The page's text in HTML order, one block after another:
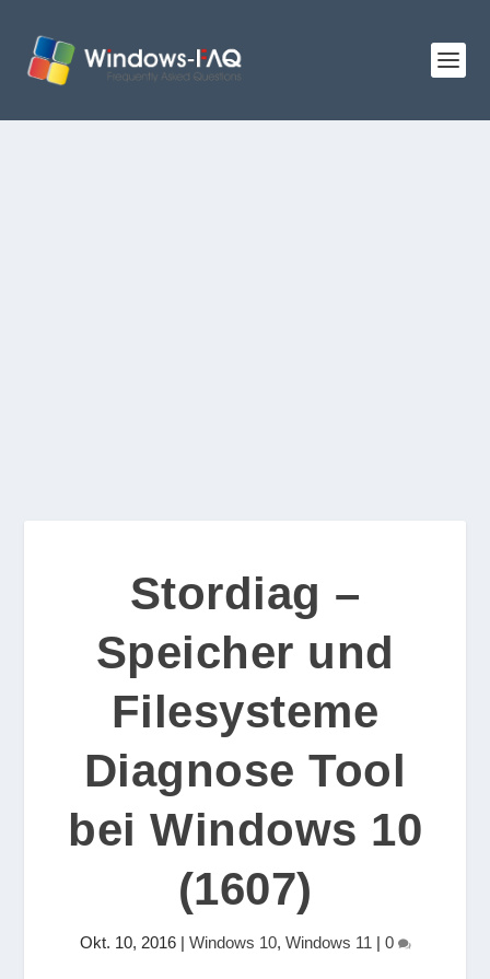
Stordiag –
Speicher und
Filesysteme
Diagnose Tool
bei Windows 10
(1607)
Okt. 10, 2016| Windows 10, Windows 11 | 0